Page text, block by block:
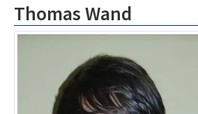
Thomas Wand